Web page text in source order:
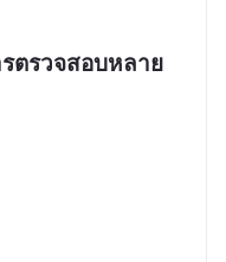
ตรวจสอบหลาย